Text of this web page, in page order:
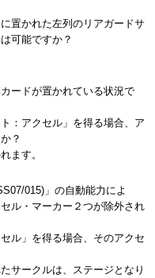
置かれた左列のリアガードサ
可能ですか？
ードが置かれている状況で
：アクセル」を得る場合、ア
？
ます。
015)」の自動能力によ
ル・マーカー２つが除外され
ル」を得る場合、そのアクセ
サークルは、ステージとなり